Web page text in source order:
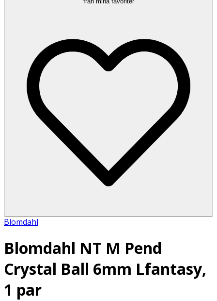
Blomdahl
Blomdahl NT M Pend
Crystal Ball 6mm Lfantasy,
1 par